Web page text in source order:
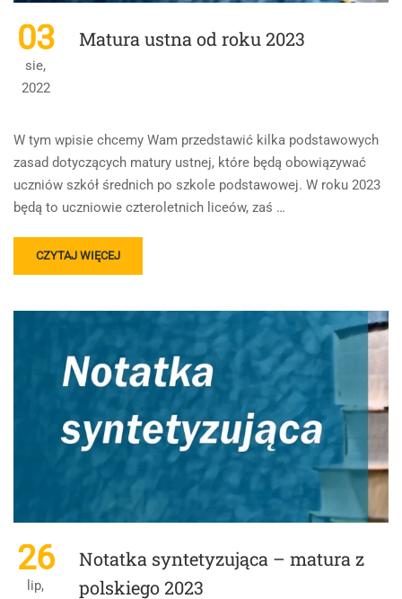
03
sie,
2022
Matura ustna od roku 2023
W tym wpisie chcemy Wam przedstawić kilka podstawowych
zasad dotyczących matury ustnej, które będą obowiązywać
uczniów szkół średnich po szkole podstawowej. W roku 2023
będą to uczniowie czteroletnich liceów, zaś …
READ
MORE
MATURA
CZYTAJ WIĘCEJ
26
lip,
Notatka syntetyzująca – matura z
polskiego 2023